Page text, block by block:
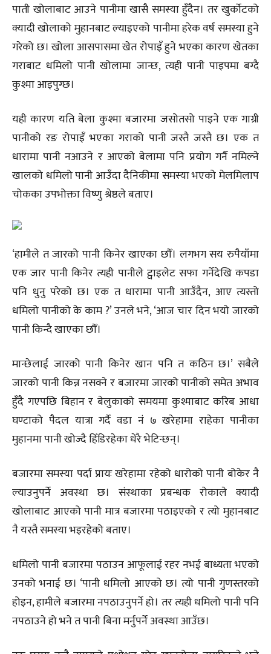
पाती खोलाबाट आउने पानीमा खासै समस्या हुँदैन। तर खुर्कोटको
क्यादी खोलाको मुहानबाट ल्याइएको पानीमा हरेक वर्ष समस्या हुने
गरेको छ। खोला आसपासमा खेत रोपाइँ हुने भएका कारण खेतका
गराबाट धमिलो पानी खोलामा जान्छ, त्यही पानी पाइपमा बग्दै
कुश्मा आइपुग्छ।
यही कारण यति बेला कुश्मा बजारमा जसोतसो पाइने एक गाग्री
पानीको रङ रोपाइँ भएका गराको पानी जस्तै जस्तै छ। एक त
धारामा पानी नआउने र आएको बेलामा पनि प्रयोग गर्नै नमिल्ने
खालको धमिलो पानी आउँदा दैनिकीमा समस्या भएको मेलमिलाप
चोकका उपभोक्ता विष्णु श्रेष्ठले बताए।
‘हामीले त जारको पानी किनेर खाएका छौँ। लगभग सय रुपैयाँमा
एक जार पानी किनेर त्यही पानीले ट्वाइलेट सफा गर्नेदेखि कपडा
पनि धुनु परेको छ। एक त धारामा पानी आउँदैन, आए त्यस्तो
धमिलो पानीको के काम ?’ उनले भने, ‘आज चार दिन भयो जारको
पानी किन्दै खाएका छौँ।
मान्छेलाई जारको पानी किनेर खान पनि त कठिन छ।’ सबैले
जारको पानी किन्न नसक्ने र बजारमा जारको पानीको समेत अभाव
हुँदै गएपछि बिहान र बेलुकाको समयमा कुश्माबाट करिब आधा
घण्टाको पैदल यात्रा गर्दै वडा नं ७ खरेहामा राहेका पानीका
मुहानमा पानी खोज्दै हिँडिरहेका धेरै भेटिन्छन्।
बजारमा समस्या पर्दा प्रायः खरेहामा रहेको धारोको पानी बोकेर नै
ल्याउनुपर्ने अवस्था छ। संस्थाका प्रबन्धक रोकाले क्यादी
खोलाबाट आएको पानी मात्र बजारमा पठाइएको र त्यो मुहानबाट
नै यस्तै समस्या भइरहेको बताए।
धमिलो पानी बजारमा पठाउन आफूलाई रहर नभई बाध्यता भएको
उनको भनाई छ। ‘पानी धमिलो आएको छ। त्यो पानी गुणस्तरको
होइन, हामीले बजारमा नपठाउनुपर्ने हो। तर त्यही धमिलो पानी पनि
नपठाउने हो भने त पानी बिना मर्नुपर्ने अवस्था आउँछ।